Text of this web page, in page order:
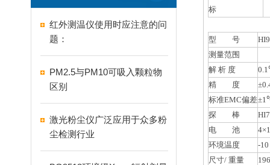
红外测温仪使用时应注意的问
题：
PM2.5与PM10可吸入颗粒物
区别
激光粉尘仪广泛应用于众多粉
尘检测行业
标
型 号
测量范围
解 析 度
精 度
标准EMC偏差
探 棒
电 池
环境温度
-
尺寸/ 重量